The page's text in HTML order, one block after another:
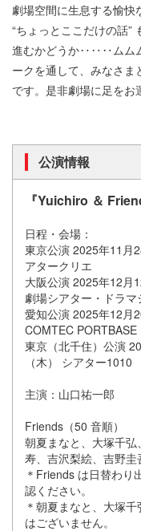
劇場空間に生息する愉
“ちょっとここだけの話”
進むかどうか‥‥‥ムム
ークを通して、みなさ
です。是非劇場に足をお
公演情報
『Yuichiro ＆
日程・会場：
東京公演 2025年11月
アタークリエ
大阪公演 2025年12月
劇場シアター・ドラマ
愛知公演 2025年12月
COMTEC PORTBASE
東京（北千住）公演
（木） シアター1010
主演：山口祐一郎
Friends（50 音順）
朝夏まなと、大塚千
寿、吉沢梨絵、吉野圭
＊Friends は日替わり
認ください。
＊朝夏まなと、大塚
はございません。